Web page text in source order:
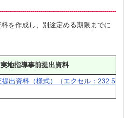
を作成し、別途定める期限までに
地指導事前提出資料
出資料（様式）（エクセル：232.5